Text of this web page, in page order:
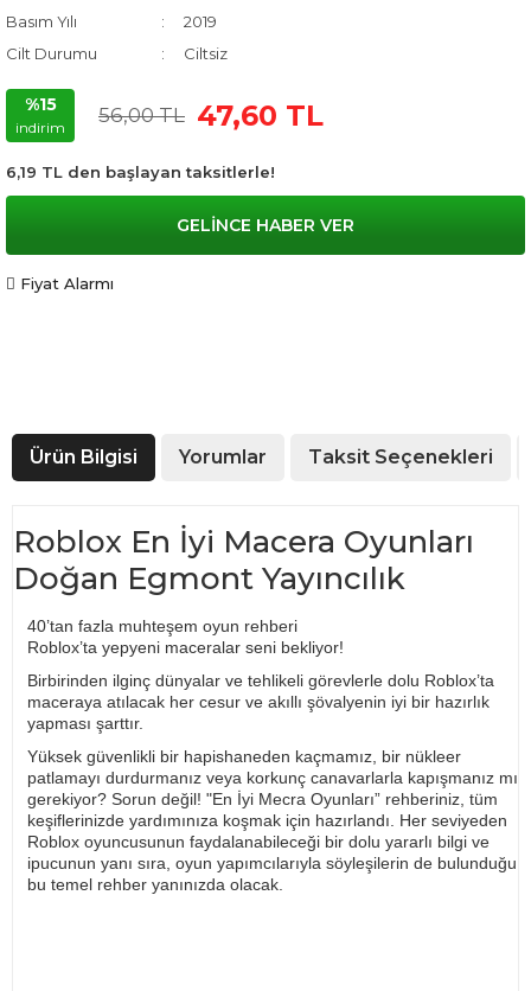
Basım Yılı
2019
Cilt Durumu
Ciltsiz
%15
indirim
56,00 TL 47,60 TL
6,19 TL den başlayan taksitlerle!
GELİNCE HABER VER
Fiyat Alarmı
Ürün Bilgisi Yorumlar Taksit Seçenekleri
Roblox En İyi Macera Oyunları
Doğan Egmont Yayıncılık
40’tan fazla muhteşem oyun rehberi
Roblox’ta yepyeni maceralar seni bekliyor!
Birbirinden ilginç dünyalar ve tehlikeli görevlerle dolu Roblox’ta
maceraya atılacak her cesur ve akıllı şövalyenin iyi bir hazırlık
yapması şarttır.
Yüksek güvenlikli bir hapishaneden kaçmamız, bir nükleer
patlamayı durdurmanız veya korkunç canavarlarla kapışmanız mı
gerekiyor? Sorun değil! "En İyi Mecra Oyunları” rehberiniz, tüm
keşiflerinizde yardımınıza koşmak için hazırlandı. Her seviyeden
Roblox oyuncusunun faydalanabileceği bir dolu yararlı bilgi ve
ipucunun yanı sıra, oyun yapımcılarıyla söyleşilerin de bulunduğu
bu temel rehber yanınızda olacak.